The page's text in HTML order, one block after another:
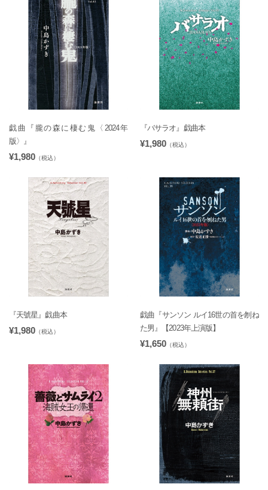
戯曲『朧の森に棲む鬼〈2024年
版〉』
¥1,980 （税込）
『バサラオ』戯曲本
¥1,980 （税込）
『天號星』戯曲本
¥1,980 （税込）
戯曲『サンソン ルイ16世の首を刎ね
た男』【2023年上演版】
¥1,650 （税込）